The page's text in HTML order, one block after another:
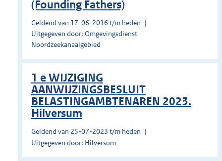
(Founding Fathers)
Geldend van 17-06-2016 t/m heden
Uitgegeven door: Omgevingsdienst
Noordzeekanaalgebied
1 e WIJZIGING
AANWIJZINGSBESLUIT
BELASTINGAMBTENAREN 2023.
Hilversum
Geldend van 25-07-2023 t/m heden
Uitgegeven door: Hilversum